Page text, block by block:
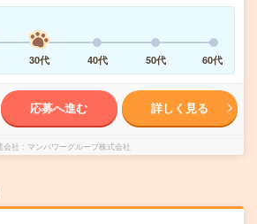
30代 40代 50代 60代
応募へ進む 詳しく見る
会社 マンパワーグループ株式会社